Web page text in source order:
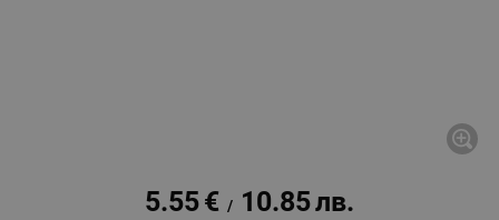
5.55€ / 10.85лв.